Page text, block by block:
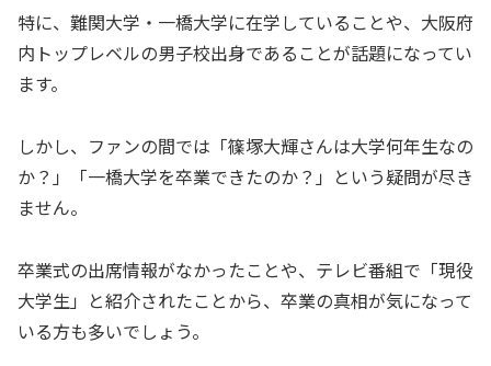
特に、難関大学・一橋大学に在学していることや、大阪府
内トップレベルの男子校出身であることが話題になってい
ます。
しかし、ファンの間では「篠塚大輝さんは大学何年生なの
か？」「一橋大学を卒業できたのか？」という疑問が尽き
ません。
卒業式の出席情報がなかったことや、テレビ番組で「現役
大学生」と紹介されたことから、卒業の真相が気になって
いる方も多いでしょう。